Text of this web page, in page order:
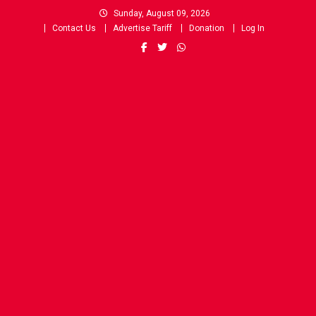
Sunday, August 09, 2026
Contact Us
Advertise Tariff Donation Log In